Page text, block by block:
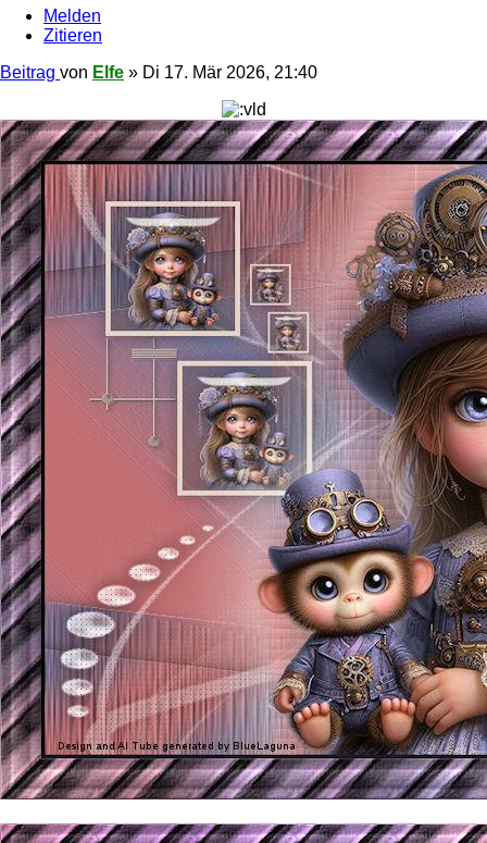
Melden
Zitieren
Beitrag von Elfe » Di 17. Mär 2026, 21:40